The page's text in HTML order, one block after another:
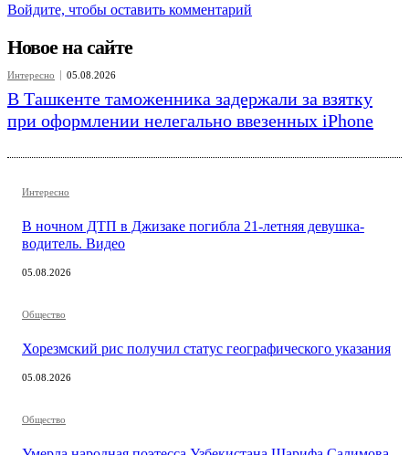
Войдите, чтобы оставить комментарий
Новое на сайте
Интересно 05.08.2026
В Ташкенте таможенника задержали за взятку
при оформлении нелегально ввезенных iPhone
Интересно
В ночном ДТП в Джизаке погибла 21-летняя девушка-
водитель. Видео
05.08.2026
Общество
Хорезмский рис получил статус географического указания
05.08.2026
Общество